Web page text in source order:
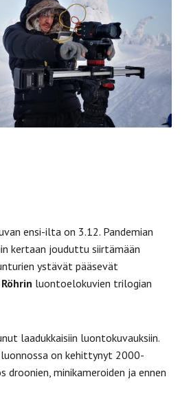
ensi-ilta on 3.12. Pandemian
kertaan jouduttu siirtämään
ystävät pääsevät
luontoelokuvien trilogian
laadukkaisiin luontokuvauksiin.
on kehittynyt 2000-
droonien, minikameroiden ja ennen